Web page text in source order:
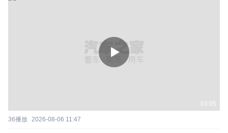
03:05
36播放 2026-08-06 11:47